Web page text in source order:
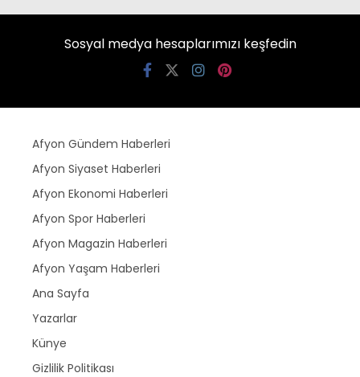
Sosyal medya hesaplarımızı keşfedin
Afyon Gündem Haberleri
Afyon Siyaset Haberleri
Afyon Ekonomi Haberleri
Afyon Spor Haberleri
Afyon Magazin Haberleri
Afyon Yaşam Haberleri
Ana Sayfa
Yazarlar
Künye
Gizlilik Politikası